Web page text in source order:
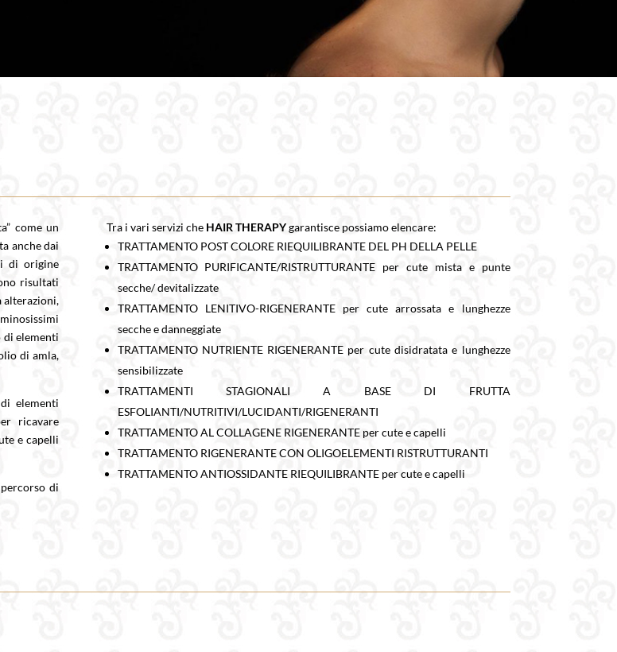
come un
anche dai
di origine
risultati
alterazioni,
di elementi
di amla,
elementi
ricavare
e capelli
di
Tra i vari servizi che HAIR THERAPYgarantisce possiamo elencare:
TRATTAMENTO POST COLORE RIEQUILIBRANTE DEL PH DELLA PELLE
TRATTAMENTO PURIFICANTE/RISTRUTTURANTE per cute mista e punte
secche/ devitalizzate
TRATTAMENTO LENITIVO-RIGENERANTE per cute arrossata e lunghezze
secche e danneggiate
TRATTAMENTO NUTRIENTE RIGENERANTE per cute disidratata e lunghezze
sensibilizzate
TRATTAMENTI STAGIONALI A BASE DI FRUTTA
ESFOLIANTI/NUTRITIVI/LUCIDANTI/RIGENERANTI
TRATTAMENTO AL COLLAGENE RIGENERANTE per cute e capelli
TRATTAMENTO RIGENERANTE CON OLIGOELEMENTI RISTRUTTURANTI
TRATTAMENTO ANTIOSSIDANTE RIEQUILIBRANTE per cute e capelli